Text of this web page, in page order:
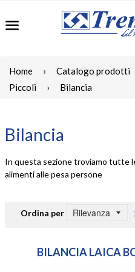
Home › Catalogo prodotti
Piccoli
› Bilancia
Bilancia
In questa sezione troviamo tutte
alimenti alle pesa persone
Ordina per
BILANCIA LAICA